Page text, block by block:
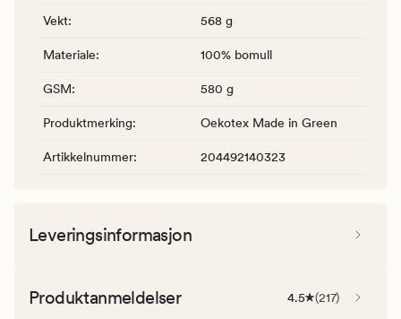
Vekt: 568 g
Materiale: 100% bomull
GSM: 580 g
Produktmerking: Oekotex Made in Green
Artikkelnummer: 204492140323
Leveringsinformasjon
Produktanmeldelser 4.5 (217)